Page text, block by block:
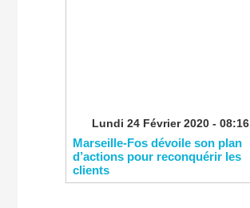
Lundi 24 Février 2020 - 08:16
Marseille-Fos dévoile son plan
d’actions pour reconquérir les
clients